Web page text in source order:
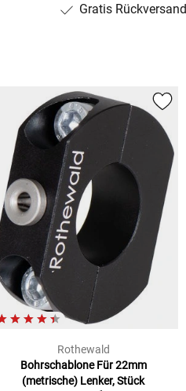
Gratis Rückversand
Rothewald
Bohrschablone Für 22mm
(metrische) Lenker, Stück